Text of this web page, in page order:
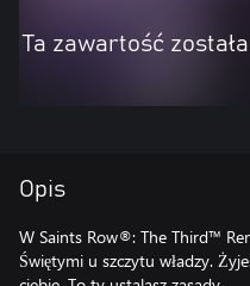
Ta zawartość
Opis
W Saints Row®: The Third™
Świętymi u szczytu władzy.